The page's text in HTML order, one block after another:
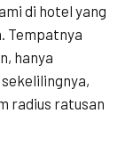
di hotel yang
Tempatnya
hanya
radius ratusan